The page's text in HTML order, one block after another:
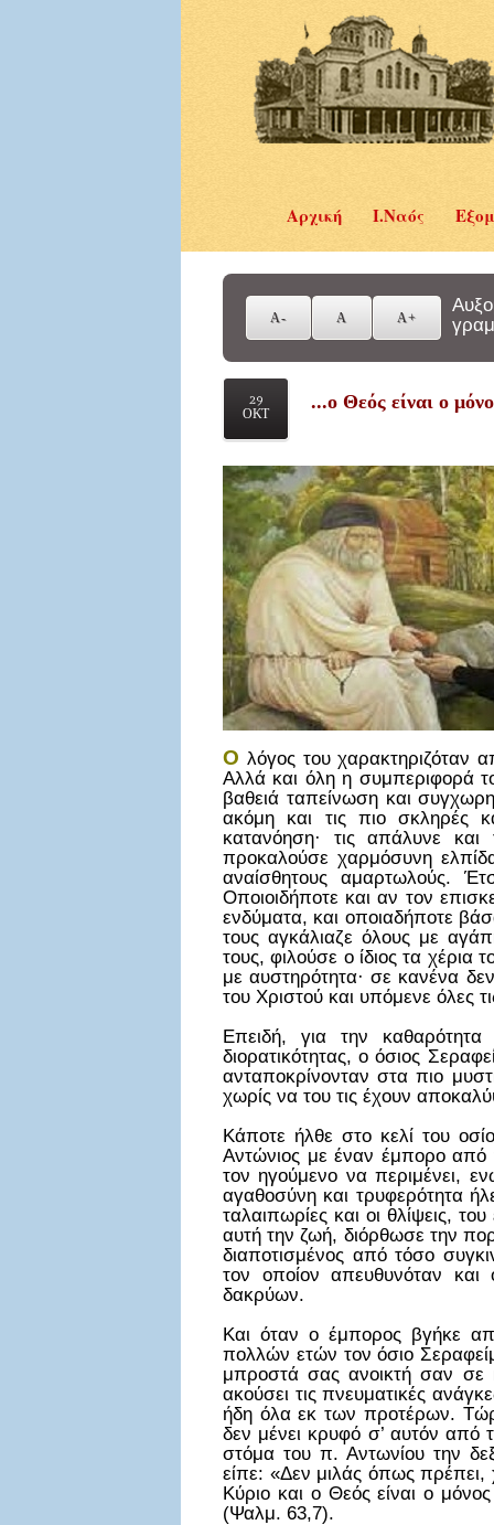
Αρχική Ι.Ναός
29
ΟΚΤ
...ο Θεός είναι ο
Ο λόγος του χαρακτηριζόταν
Αλλά και όλη η συμπεριφορά
βαθειά ταπείνωση και
ακόμη και τις πιο σκληρές
κατανόηση· τις απάλυνε και
προκαλούσε χαρμόσυνη
αναίσθητους αμαρτωλούς.
Οποιοιδήποτε και αν τον
ενδύματα, και οποιαδήποτε
τους αγκάλιαζε όλους με
τους, φιλούσε ο ίδιος τα χέρια
με αυστηρότητα· σε κανένα
του Χριστού και υπόμενε όλες
Επειδή, για την
διορατικότητας, ο όσιος
ανταποκρίνονταν στα πιο
χωρίς να του τις έχουν
Κάποτε ήλθε στο κελί του
Αντώνιος με έναν έμπορο από
τον ηγούμενο να περιμένει,
αγαθοσύνη και τρυφερότητα
ταλαιπωρίες και οι θλίψεις,
αυτή την ζωή, διόρθωσε την
διαποτισμένος από τόσο
τον οποίον απευθυνόταν και
δακρύων.
Και όταν ο έμπορος βγήκε
πολλών ετών τον όσιο
μπροστά σας ανοικτή σαν σε
ακούσει τις πνευματικές
ήδη όλα εκ των προτέρων.
δεν μένει κρυφό σ’ αυτόν από
στόμα του π. Αντωνίου την
είπε: «Δεν μιλάς όπως
Κύριο και ο Θεός είναι ο
(Ψαλμ. 63,7).